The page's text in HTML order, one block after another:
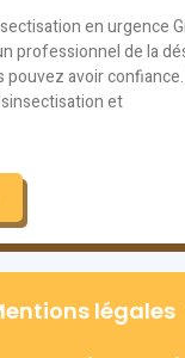
en urgence
professionnel de la
pouvez avoir
et
légales